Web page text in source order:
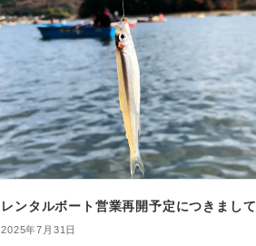
レンタルボート営業再開予定につきまして
2025年7月31日